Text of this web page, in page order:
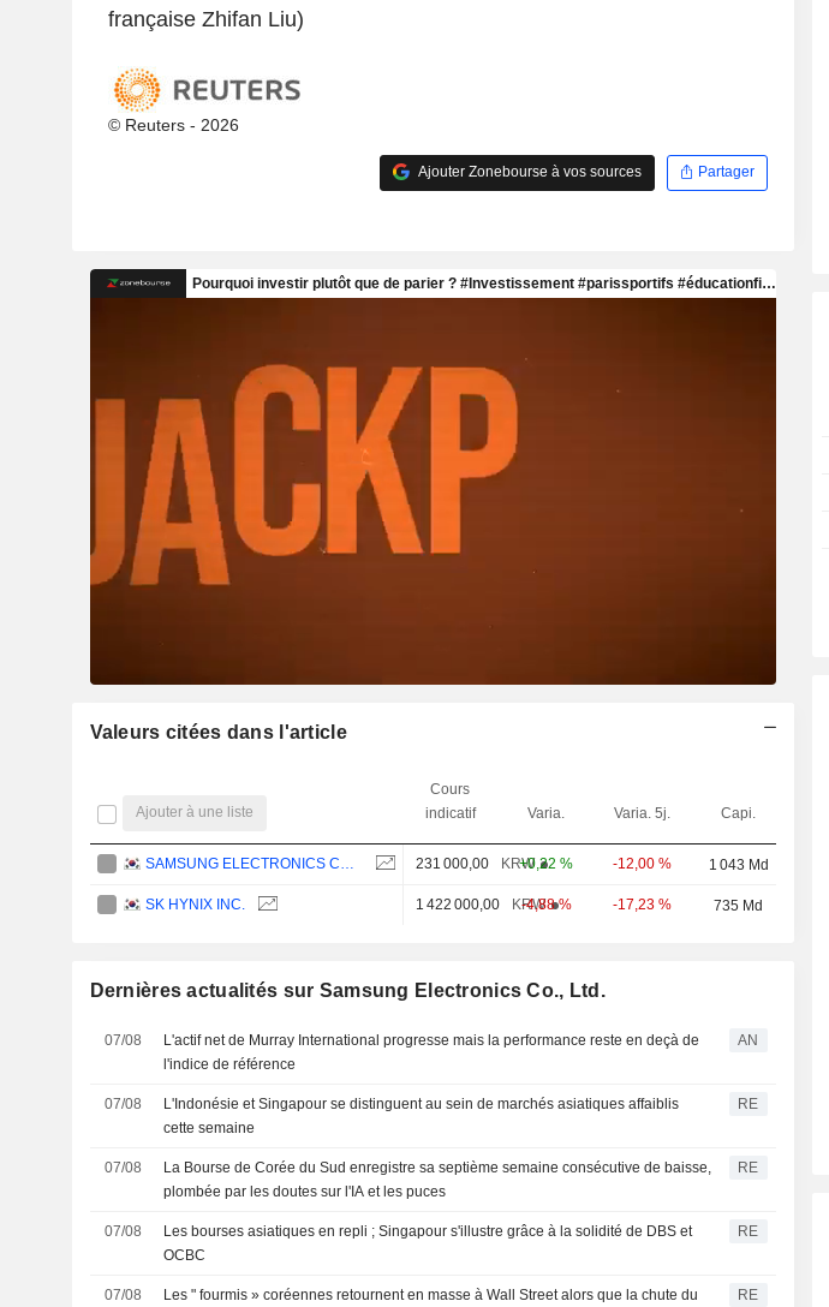
française Zhifan Liu)
© Reuters - 2026
Ajouter Zonebourse à vos sources Partager
Valeurs citées dans l'article
Ajouter à une liste
Cours
indicatif
Varia. Varia. 5j. Capi.
231 000,00 KRW+0,22 % -12,00 % 1 043 Md
SK HYNIX INC. 1 422 000,00 KRW
-4,88 % -17,23 % 735 Md
Dernières actualités sur Samsung Electronics Co., Ltd.
07/08
L'actif net de Murray International progresse mais la performance reste en deçà de
l'indice de référence
AN
07/08
L'Indonésie et Singapour se distinguent au sein de marchés asiatiques affaiblis
cette semaine
RE
07/08
La Bourse de Corée du Sud enregistre sa septième semaine consécutive de baisse,
plombée par les doutes sur l'IA et les puces
RE
07/08
Les bourses asiatiques en repli ; Singapour s'illustre grâce à la solidité de DBS et
OCBC
RE
07/08 Les " fourmis » coréennes retournent en masse à Wall Street alors que la chute du RE